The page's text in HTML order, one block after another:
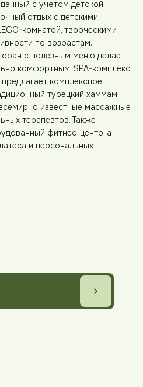
с учётом детской
отдых с детскими
комнатой, творческими
по возрастам.
с полезным меню делает
комфортным. SPA-комплекс
комплексное
турецкий хаммам,
известные массажные
терапевтов. Также
фитнес-центр, а
и персональных